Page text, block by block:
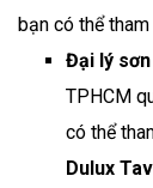
bạn có thể tham
Đại lý
TPHCM
có thể
Dulux